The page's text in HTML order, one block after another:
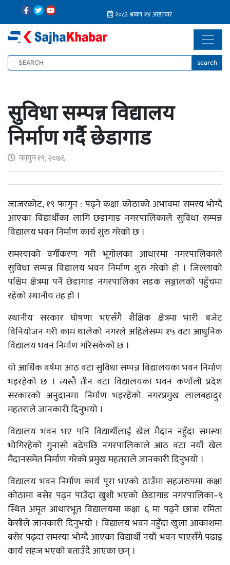
search
सुविधा सम्पन्न विद्यालय
निर्माण गर्दै छेडागाड
फागुन १९, २०७६
जाजरकोट, १९ फागुन : पढ्ने कक्षा कोठाको अभावमा समस्य भोग्दै
आएका विद्यार्थीका लागि छडागाड नगरपालिकाले सुविधा सम्पन्न
विद्यालय भवन निर्माण कार्य शुरु गरेको छ ।
समस्याको वर्गीकरण गरी भूगोलका आधारमा नगरपालिकाले
सुविधा सम्पन्न विद्यालय भवन निर्माण शुरु गरेको हो । जिल्लाको
पश्चिम क्षेत्रमा पर्ने छेडागाड नगरपालिका सडक सञ्जालको पहुँचमा
रहेको स्थानीय तह हो ।
स्थानीय सरकार घोषणा भएसँगै शैक्षिक क्षेत्रमा भारी बजेट
विनियोजन गरी काम थालेको नगरले अहिलेसम्म १५ वटा आधुनिक
विद्यालय भवन निर्माण गरिसकेको छ ।
यो आर्थिक वर्षमा आठ वटा सुविधा सम्पन्न विद्यालयका भवन निर्माण
भइरहेको छ । त्यस्तै तीन वटा विद्यालयका भवन कर्णाली प्रदेश
सरकारको अनुदानमा निर्माण भइरहेको नगरप्रमुख लालबहादुर
महतराले जानकारी दिनुभयो ।
विद्यालय भवन भए पनि विद्यार्थीलाई खेल मैदान नहुँदा समस्या
भोगिरहेको गुनासो बढेपछि नगरपालिकाले आठ वटा नयाँ खेल
मैदानसमेत निर्माण गरेको प्रमुख महतराले जानकारी दिनुभयो ।
विद्यालय भवन निर्माण कार्य पूरा भएको ठाउँमा सहजरुपमा कक्षा
कोठामा बसेर पढ्न पाउँदा खुशी भएको छेडागाड नगरपालिका–९
स्थित अमृत आधारभूत विद्यालयमा कक्षा ६ मा पढ्ने छात्रा रमिता
केसीले जानकारी दिनुभयो । विद्यालय भवन नहुँदा खुला आकाशमा
बसेर पढ्दा समस्या भोग्दै आएका विद्यार्थी नयाँ भवन पाएसँगै पढाइ
कार्य सहज भएको बताउँदै आएका छन् ।